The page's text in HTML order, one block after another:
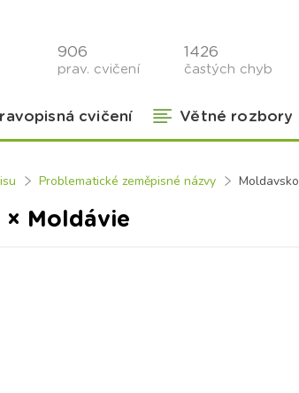
906
prav. cvičení
1426
častých chyb
cvičení Větné rozbory
Problematické zeměpisné názvy
× Moldávie